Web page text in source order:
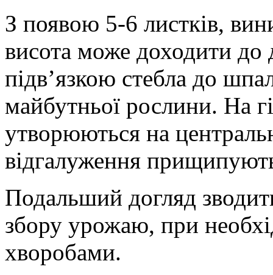
З появою 5-6 листків,
висота може доходити до
підв’язкою стебла до
майбутньої рослини. На
утворюються на
відгалуження
Подальший догляд
збору урожаю, при
хворобами.